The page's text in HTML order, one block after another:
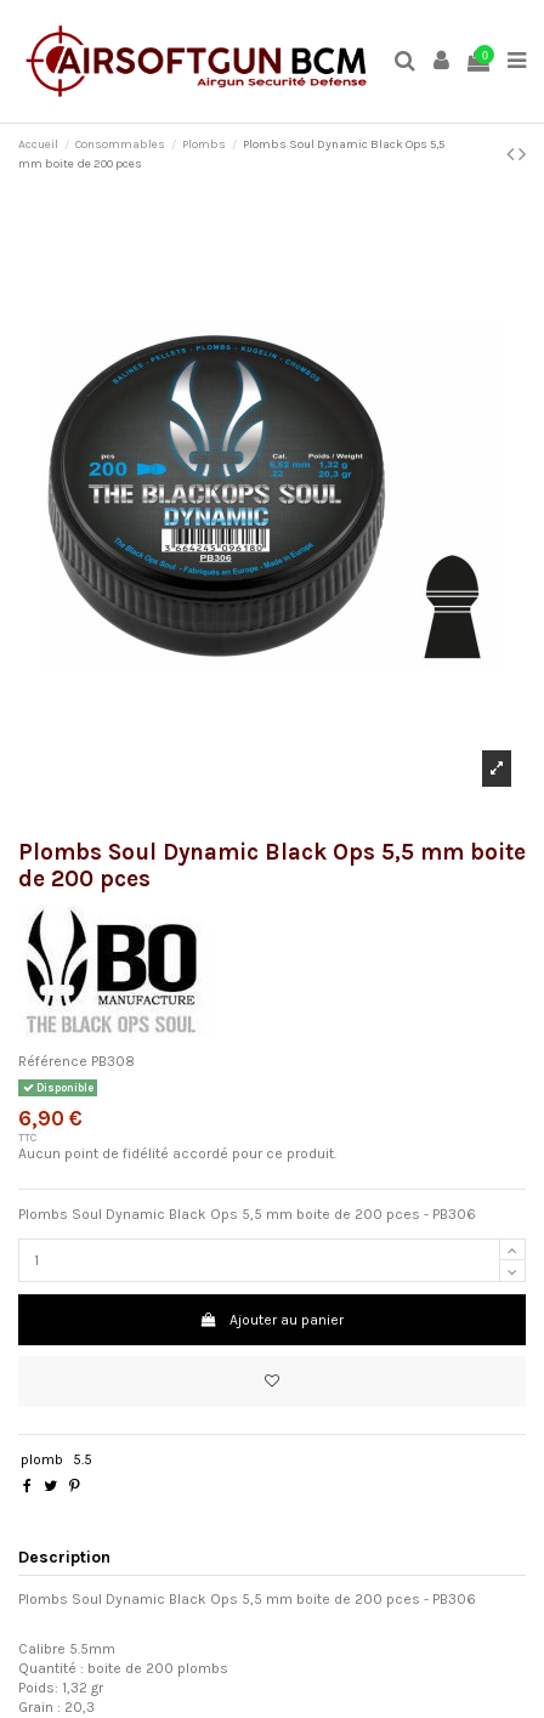
0
Accueil Consommables Plombs
Plombs Soul Dynamic Black Ops 5,5
mm boite de 200 pces
Plombs Soul Dynamic Black Ops 5,5 mm boite
de 200 pces
Référence PB308
Disponible
6,90 €
TTC
Aucun point de fidélité accordé pour ce produit.
Plombs Soul Dynamic Black Ops 5,5 mm boite de 200 pces - PB306
Ajouter au panier
plomb 5.5
Description
Plombs Soul Dynamic Black Ops 5,5 mm boite de 200 pces - PB306
Calibre 5.5mm
Quantité : boite de 200 plombs
Poids: 1,32 gr
Grain : 20,3